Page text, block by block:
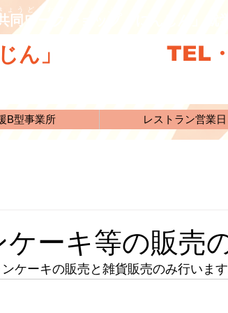
同ワークショップ「にんじん」
ょうどうわーくしょっぷ
ん」 TEL
B型事業所 レストラン営業
ーキ等の販売
ケーキの販売と雑貨販売のみ行います